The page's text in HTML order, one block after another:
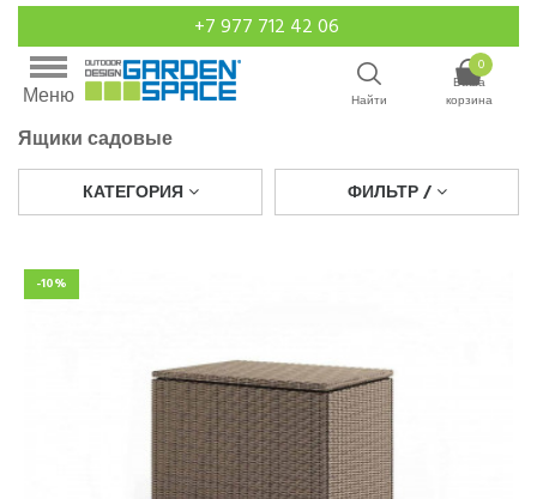
+7 977 712 42 06
Меню Найти
0
Ваша
корзина
Ящики садовые
КАТЕГОРИЯ ФИЛЬТР /
-10%